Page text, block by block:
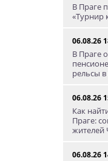
В Праге
«Турнир
06.08.26
В Праге
рельсы
06.08.26
Как
Праге:
жителей
06.08.26